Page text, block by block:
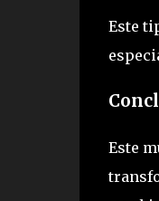
Este
Este